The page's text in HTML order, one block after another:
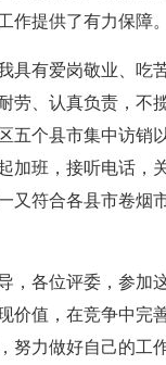
作提供了有力保障。
具有爱岗敬业、吃
劳、认真负责，不
五个县市集中访销
加班，接听电话，
又符合各县市卷烟
，各位评委，参加
价值，在竞争中完
努力做好自己的工